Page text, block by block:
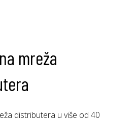
mreža
distributera u više od 40